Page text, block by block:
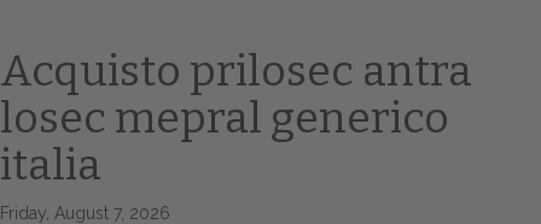
Acquisto prilosec antra
losec mepral generico
italia
Friday, August 7, 2026